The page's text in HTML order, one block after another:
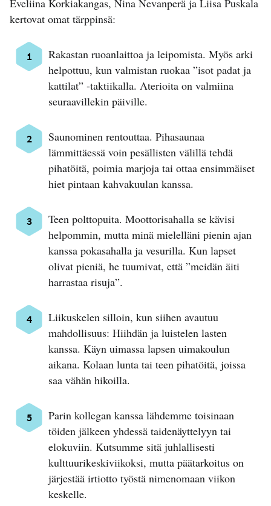
kertovat omat tärppinsä:
Rakastan ruoanlaittoa ja leipomista. Myös arki
helpottuu, kun valmistan ruokaa ”isot padat ja
kattilat” -taktiikalla. Aterioita on valmiina
seuraavillekin päiville.
Saunominen rentouttaa. Pihasaunaa
lämmittäessä voin pesällisten välillä tehdä
pihatöitä, poimia marjoja tai ottaa ensimmäiset
hiet pintaan kahvakuulan kanssa.
Teen polttopuita. Moottorisahalla se kävisi
helpommin, mutta minä mielelläni pienin ajan
kanssa pokasahalla ja vesurilla. Kun lapset
olivat pieniä, he tuumivat, että ”meidän äiti
harrastaa risuja”.
Liikuskelen silloin, kun siihen avautuu
mahdollisuus: Hiihdän ja luistelen lasten
kanssa. Käyn uimassa lapsen uimakoulun
aikana. Kolaan lunta tai teen pihatöitä, joissa
saa vähän hikoilla.
Parin kollegan kanssa lähdemme toisinaan
töiden jälkeen yhdessä taidenäyttelyyn tai
elokuviin. Kutsumme sitä juhlallisesti
kulttuurikeskiviikoksi, mutta päätarkoitus on
järjestää irtiotto työstä nimenomaan viikon
keskelle.